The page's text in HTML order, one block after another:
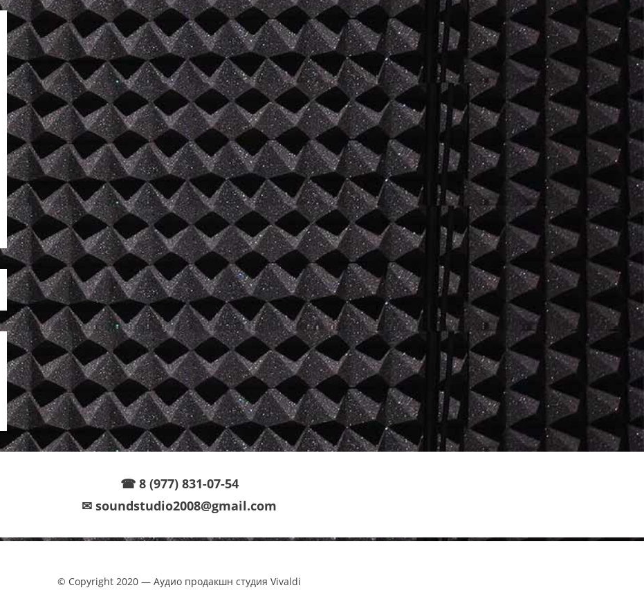
☎ 8 (977) 831-07-54
✉ soundstudio2008@gmail.com
© Copyright 2020 — Аудио продакшн студия Vivaldi